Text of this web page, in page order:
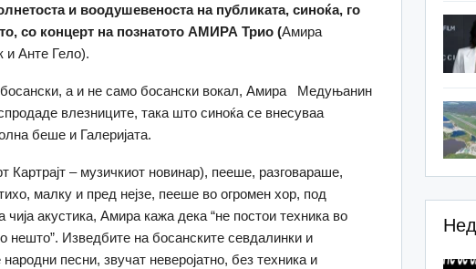
и воодушевеноста на публиката, синоќа, го
со концерт на познатото АМИРА Трио (Амира
Анте Гело).
босански, а и не само босански вокал, Амира Медуњанин
влезниците, така што синоќа се внесуваа
беше и Галеријата.
Картрајт – музичкиот новинар), пееше, разговараше,
малку и пред нејзе, пееше во огромен хор, под
акустика, Амира кажа дека “не постои техника во
нешто”. Изведбите на босанските севдалинки и
песни, звучат неверојатно, без техника и